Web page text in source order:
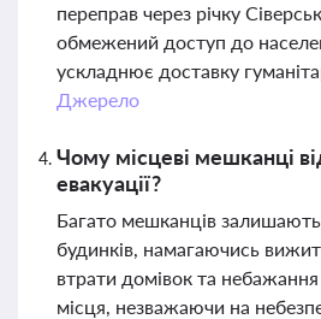
переправ через річку
обмежений доступ до
ускладнює доставку
Джерело
Чому місцеві мешканці
евакуації?
Багато мешканців
будинків, намагаючись
втрати домівок та
місця, незважаючи на